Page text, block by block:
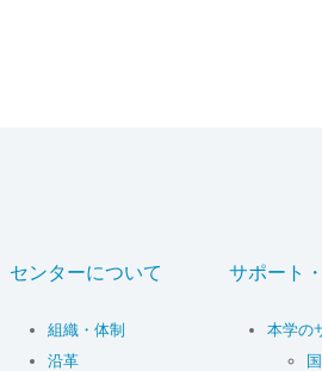
センターについて
組織・体制
沿革
サポート
本学の